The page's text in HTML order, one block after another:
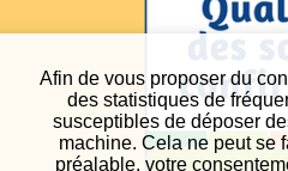
Afin de vous proposer du
des statistiques de
susceptibles de déposer
machine. Cela ne peut se
préalable, votre